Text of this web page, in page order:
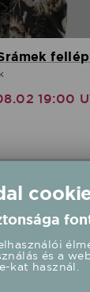
19:00
és a
kat használ.